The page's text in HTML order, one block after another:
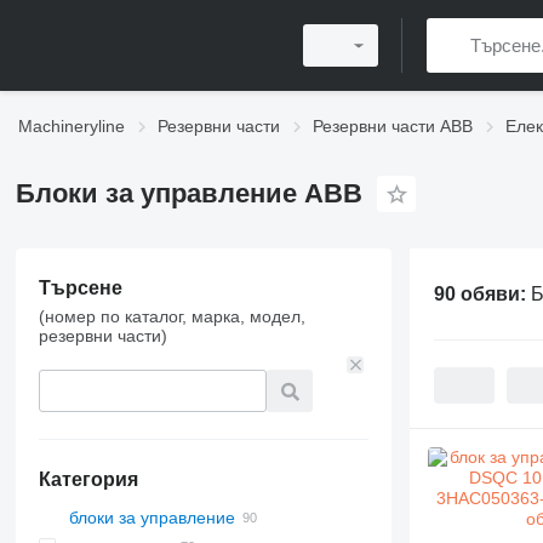
Machineryline Резервни части Резервни части ABB
Блоки за управление ABB
Търсене
(номер по каталог, марка, модел,
резервни части)
Категория
блоки за управление
90 обяви: